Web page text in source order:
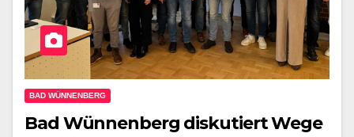
BAD WÜNNENBERG
Bad Wünnenberg diskutiert Wege